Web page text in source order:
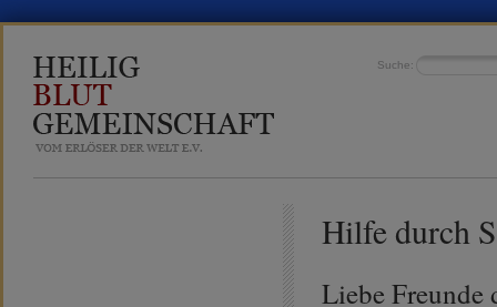
Suche:
Hilfe durch
Liebe